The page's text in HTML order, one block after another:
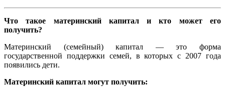
Что такое материнский капитал и кто может его
получить?
Материнский (семейный) капитал — это форма
государственной поддержки семей, в которых с 2007 года
появились дети.
Материнский капитал могут получить: